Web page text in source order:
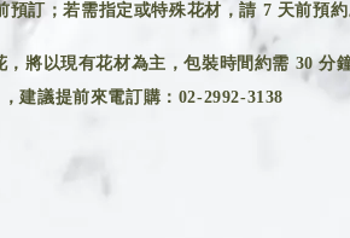
預訂；若需指定或特殊花材，請 7 天前預約
，將以現有花材為主，包裝時間約需 30 分
建議提前來電訂購：02-2992-3138